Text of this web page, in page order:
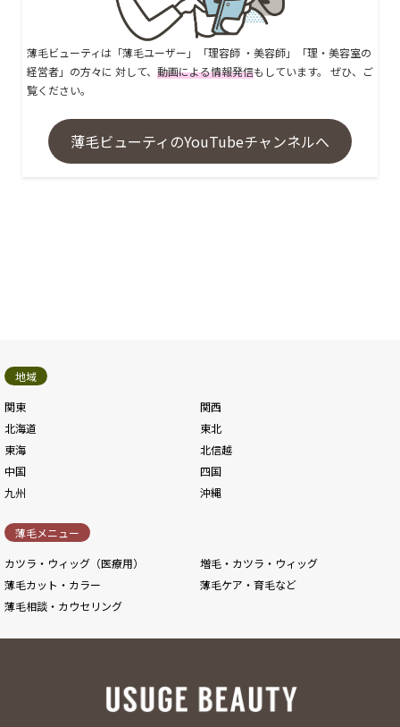
薄毛ビューティは「薄毛ユーザー」「理容師 ・美容師」「理・美容室の
経営者」の方々に 対して、 動画による情報発信もしています。 ぜひ、ご
覧ください。
薄毛ビューティのYouTubeチャンネルへ
地域
関東
関西
北海道
東北
東海
北信越
中国
四国
九州
沖縄
薄毛メニュー
カツラ・ウィッグ（医療用）
増毛・カツラ・ウィッグ
薄毛カット・カラー
薄毛ケア・育毛など
薄毛相談・カウセリング